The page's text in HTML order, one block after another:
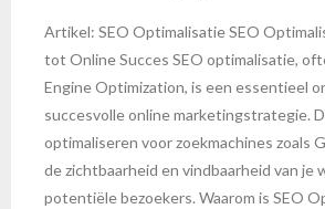
Artikel: SEO Optimalisatie SEO
tot Online Succes SEO optimalisatie,
Engine Optimization, is een essentieel
succesvolle online marketingstrategie.
optimaliseren voor zoekmachines zoals
de zichtbaarheid en vindbaarheid van je
potentiële bezoekers. Waarom is SEO